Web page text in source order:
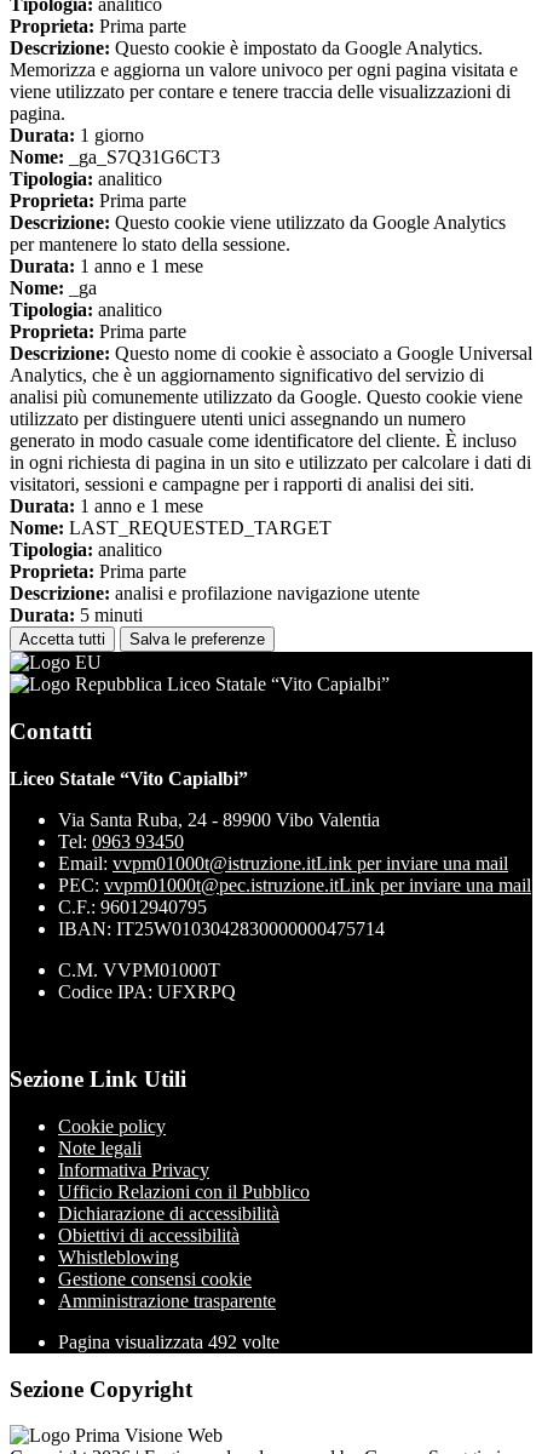
Tipologia: analitico
Proprieta: Prima parte
Descrizione: Questo cookie è impostato da Google Analytics.
Memorizza e aggiorna un valore univoco per ogni pagina visitata e
viene utilizzato per contare e tenere traccia delle visualizzazioni di
pagina.
Durata: 1 giorno
Nome: _ga_S7Q31G6CT3
Tipologia: analitico
Proprieta: Prima parte
Descrizione: Questo cookie viene utilizzato da Google Analytics
per mantenere lo stato della sessione.
Durata: 1 anno e 1 mese
Nome: _ga
Tipologia: analitico
Proprieta: Prima parte
Descrizione: Questo nome di cookie è associato a Google Universal
Analytics, che è un aggiornamento significativo del servizio di
analisi più comunemente utilizzato da Google. Questo cookie viene
utilizzato per distinguere utenti unici assegnando un numero
generato in modo casuale come identificatore del cliente. È incluso
in ogni richiesta di pagina in un sito e utilizzato per calcolare i dati di
visitatori, sessioni e campagne per i rapporti di analisi dei siti.
Durata: 1 anno e 1 mese
Nome: LAST_REQUESTED_TARGET
Tipologia: analitico
Proprieta: Prima parte
Descrizione: analisi e profilazione navigazione utente
Durata: 5 minuti
Accetta tutti Salva le preferenze
Liceo Statale “Vito Capialbi”
Contatti
Liceo Statale “Vito Capialbi”
Via Santa Ruba, 24 - 89900 Vibo Valentia
Tel: 0963 93450
Email: vvpm01000t@istruzione.itLink per inviare una mail
PEC: vvpm01000t@pec.istruzione.itLink per inviare una mail
C.F.: 96012940795
IBAN: IT25W0103042830000000475714
C.M. VVPM01000T
Codice IPA: UFXRPQ
Sezione Link Utili
Cookie policy
Note legali
Informativa Privacy
Ufficio Relazioni con il Pubblico
Dichiarazione di accessibilità
Obiettivi di accessibilità
Whistleblowing
Gestione consensi cookie
Amministrazione trasparente
Pagina visualizzata 492 volte
Sezione Copyright